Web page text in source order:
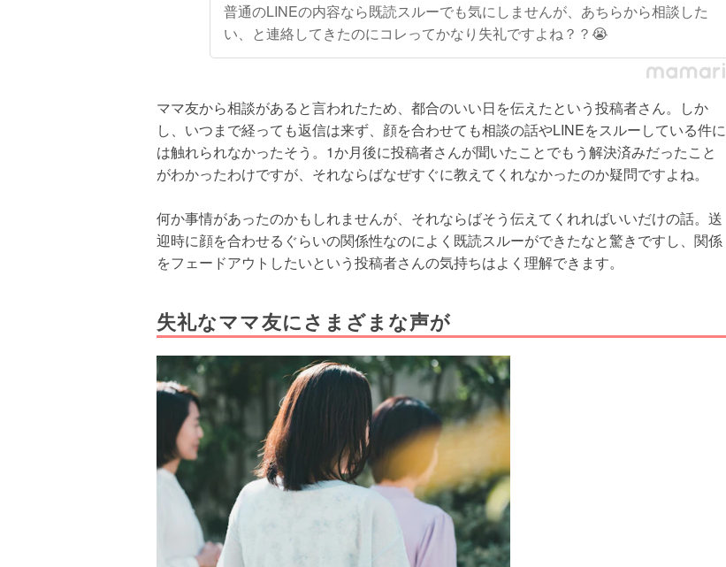
普通のLINEの内容なら既読スルーでも気にしませんが、あちらから相談した
い、と連絡してきたのにコレってかなり失礼ですよね？？😭
ママ友から相談があると言われたため、都合のいい日を伝えたという投稿者さん。しか
し、いつまで経っても返信は来ず、顔を合わせても相談の話やLINEをスルーしている件に
は触れられなかったそう。1か月後に投稿者さんが聞いたことでもう解決済みだったこと
がわかったわけですが、それならばなぜすぐに教えてくれなかったのか疑問ですよね。
何か事情があったのかもしれませんが、それならばそう伝えてくれればいいだけの話。送
迎時に顔を合わせるぐらいの関係性なのによく既読スルーができたなと驚きですし、関係
をフェードアウトしたいという投稿者さんの気持ちはよく理解できます。
失礼なママ友にさまざまな声が